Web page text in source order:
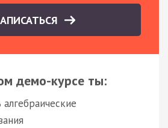
демо-курсе ты: